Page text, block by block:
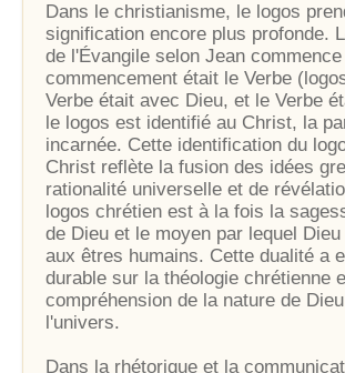
Dans le christianisme, le logos
signification encore plus profonde.
de l'Évangile selon Jean
commencement était le Verbe
Verbe était avec Dieu, et le Verbe
le logos est identifié au Christ, la
incarnée. Cette identification du
Christ reflète la fusion des idées
rationalité universelle et de
logos chrétien est à la fois la
de Dieu et le moyen par lequel
aux êtres humains. Cette dualité a
durable sur la théologie chrétienne
compréhension de la nature de
l'univers.
Dans la rhétorique et la